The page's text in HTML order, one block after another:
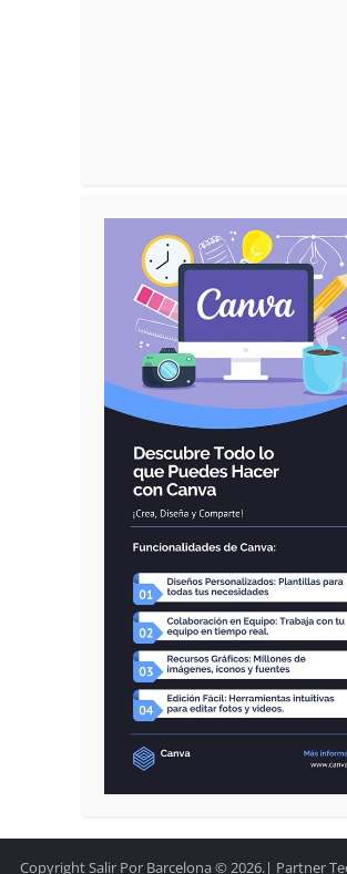
Copyright Salir Por Barcelona © 2026.| Partner